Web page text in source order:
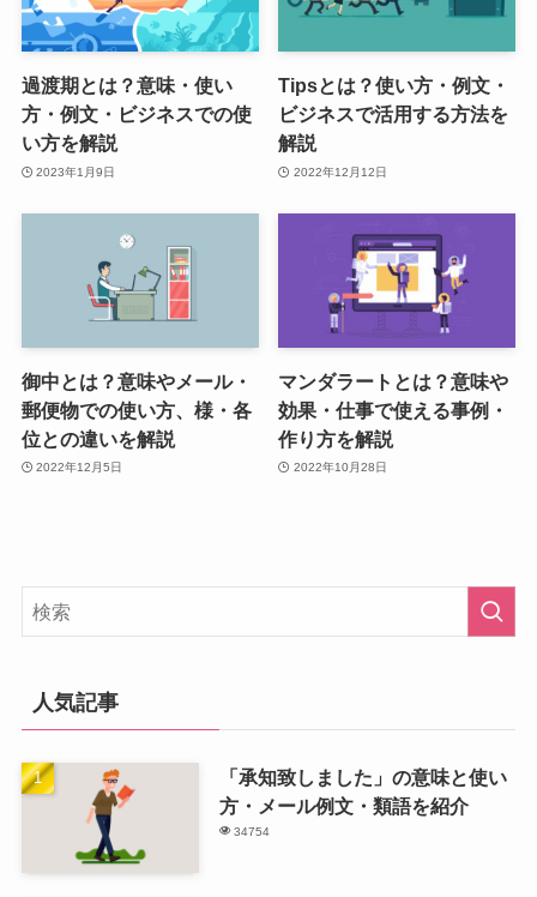
過渡期とは？意味・使い
方・例文・ビジネスでの使
い方を解説
2023年1月9日
Tipsとは？使い方・例文・
ビジネスで活用する方法を
解説
2022年12月12日
御中とは？意味やメール・
郵便物での使い方、様・各
位との違いを解説
2022年12月5日
マンダラートとは？意味や
効果・仕事で使える事例・
作り方を解説
2022年10月28日
人気記事
「承知致しました」の意味と使い
方・メール例文・類語を紹介
34754